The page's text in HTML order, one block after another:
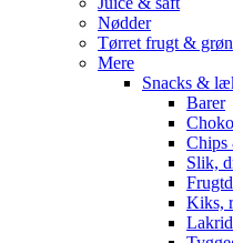
Nødder
Tørret frugt &
Mere
Snacks &
Barer
Chips
Slik,
Kiks,